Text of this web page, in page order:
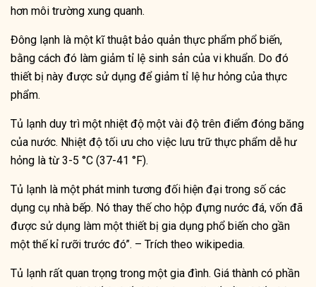
hơn môi trường xung quanh.
Đông lạnh là một kĩ thuật bảo quản thực phẩm phổ biến,
bằng cách đó làm giảm tỉ lệ sinh sản của vi khuẩn. Do đó
thiết bị này được sử dụng để giảm tỉ lệ hư hỏng của thực
phẩm.
Tủ lạnh duy trì một nhiệt độ một vài độ trên điểm đóng băng
của nước. Nhiệt độ tối ưu cho việc lưu trữ thực phẩm dễ hư
hỏng là từ 3-5 °C (37-41 °F).
Tủ lạnh là một phát minh tương đối hiện đại trong số các
dụng cụ nhà bếp. Nó thay thế cho hộp đựng nước đá, vốn đã
được sử dụng làm một thiết bị gia dụng phổ biến cho gần
một thế kỉ rưỡi trước đó”. – Trích theo wikipedia.
Tủ lạnh rất quan trọng trong một gia đình. Giá thành có phần